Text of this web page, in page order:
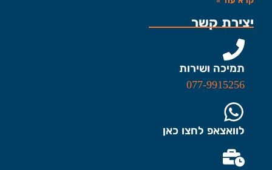
יצירת קשר
תמיכה ושירות
077-9915256
לוואצאפ לחצו כאן